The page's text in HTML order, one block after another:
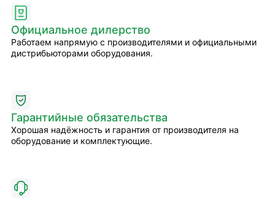
Официальное дилерство
Работаем напрямую с производителями и официальными
дистрибьюторами оборудования.
Гарантийные обязательства
Хорошая надёжность и гарантия от производителя на
оборудование и комплектующие.